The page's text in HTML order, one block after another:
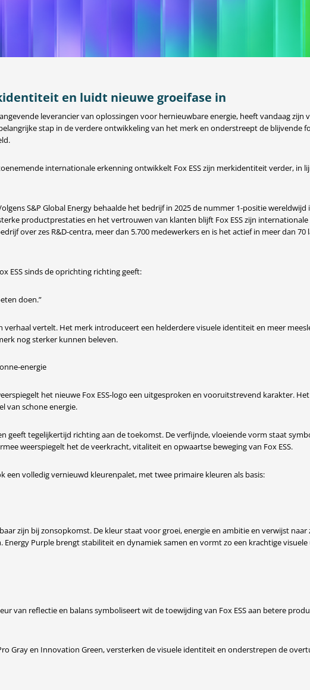
en luidt nieuwe groeifase in
leverancier van oplossingen voor hernieuwbare energie, heeft vandaag zijn
stap in de verdere ontwikkeling van het merk en onderstreept de blijvende
internationale erkenning ontwikkelt Fox ESS zijn merkidentiteit verder, in
S&P Global Energy behaalde het bedrijf in 2025 de nummer 1-positie wereldwijd
productprestaties en het vertrouwen van klanten blijft Fox ESS zijn internationale
over zes R&D-centra, meer dan 5.700 medewerkers en is het actief in meer dan 70
ESS sinds de oprichting richting geeft:
doen.”
verhaal vertelt. Het merk introduceert een helderdere visuele identiteit en meer
nog sterker kunnen beleven.
energie
het nieuwe Fox ESS-logo een uitgesproken en vooruitstrevend karakter.
van schone energie.
geeft tegelijkertijd richting aan de toekomst. De verfijnde, vloeiende vorm staat
weerspiegelt het de veerkracht, vitaliteit en opwaartse beweging van Fox ESS.
een volledig vernieuwd kleurenpalet, met twee primaire kleuren als basis:
zijn bij zonsopkomst. De kleur staat voor groei, energie en ambitie en verwijst naar
Purple brengt stabiliteit en dynamiek samen en vormt zo een krachtige
van reflectie en balans symboliseert wit de toewijding van Fox ESS aan betere
Gray en Innovation Green, versterken de visuele identiteit en onderstrepen de